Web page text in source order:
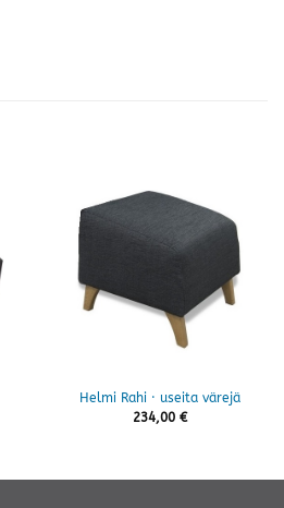
Helmi Rahi · useita värejä
234,00 €